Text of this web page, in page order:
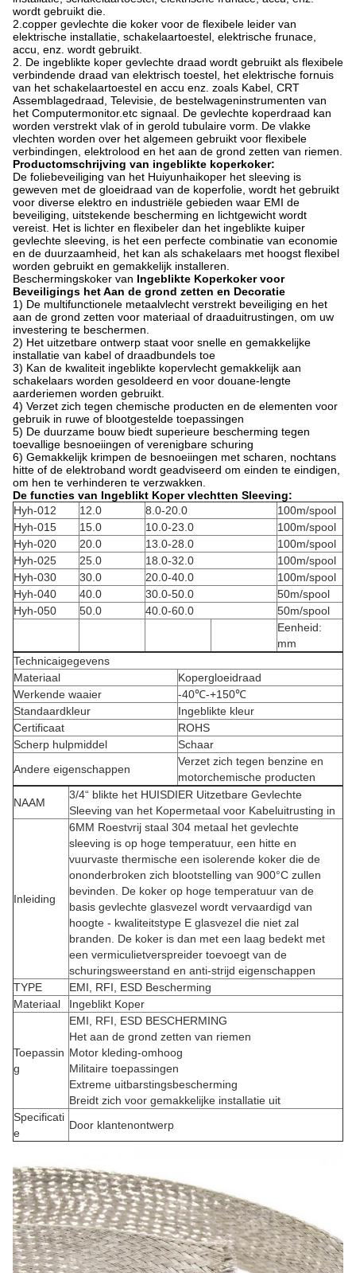
wordt gebruikt die.
2.copper gevlechte die koker voor de flexibele leider van
elektrische installatie, schakelaartoestel, elektrische frunace,
accu, enz. wordt gebruikt.
2. De ingeblikte koper gevlechte draad wordt gebruikt als flexibele
verbindende draad van elektrisch toestel, het elektrische fornuis
van het schakelaartoestel en accu enz. zoals Kabel, CRT
Assemblagedraad, Televisie, de bestelwageninstrumenten van
het Computermonitor.etc signaal. De gevlechte koperdraad kan
worden verstrekt vlak of in gerold tubulaire vorm. De vlakke
vlechten worden over het algemeen gebruikt voor flexibele
verbindingen, elektrolood en het aan de grond zetten van riemen.
Productomschrijving van ingeblikte koperkoker:
De foliebeveiliging van het Huiyunhaikoper het sleeving is
geweven met de gloeidraad van de koperfolie, wordt het gebruikt
voor diverse elektro en industriële gebieden waar EMI de
beveiliging, uitstekende bescherming en lichtgewicht wordt
vereist. Het is lichter en flexibeler dan het ingeblikte kuiper
gevlechte sleeving, is het een perfecte combinatie van economie
en de duurzaamheid, het kan als schakelaars met hoogst flexibel
worden gebruikt en gemakkelijk installeren.
Beschermingskoker van Ingeblikte Koperkoker voor
Beveiligings het Aan de grond zetten en Decoratie
1) De multifunctionele metaalvlecht verstrekt beveiliging en het
aan de grond zetten voor materiaal of draaduitrustingen, om uw
investering te beschermen.
2) Het uitzetbare ontwerp staat voor snelle en gemakkelijke
installatie van kabel of draadbundels toe
3) Kan de kwaliteit ingeblikte kopervlecht gemakkelijk aan
schakelaars worden gesoldeerd en voor douane-lengte
aarderiemen worden gebruikt.
4) Verzet zich tegen chemische producten en de elementen voor
gebruik in ruwe of blootgestelde toepassingen
5) De duurzame bouw biedt superieure bescherming tegen
toevallige besnoeiingen of verenigbare schuring
6) Gemakkelijk krimpen de besnoeiingen met scharen, nochtans
hitte of de elektroband wordt geadviseerd om einden te eindigen,
om hen te verhinderen te verzwakken.
De functies van Ingeblikt Koper vlechtten Sleeving:
Hyh-012
12.0 8.0-20.0
100m/spool
Hyh-015
15.0 10.0-23.0
100m/spool
Hyh-020
20.0 13.0-28.0
100m/spool
Hyh-025
25.0 18.0-32.0
100m/spool
Hyh-030
30.0 20.0-40.0
100m/spool
Hyh-040
40.0 30.0-50.0
50m/spool
Hyh-050
50.0 40.0-60.0
50m/spool
Eenheid:
mm
Technicaigegevens
Materiaal
Kopergloeidraad
Werkende waaier
-40℃-+150℃
Standaardkleur
Ingeblikte kleur
Certificaat
ROHS
Scherp hulpmiddel
Schaar
Andere eigenschappen
Verzet zich tegen benzine en
motorchemische producten
NAAM
3/4“ blikte het HUISDIER Uitzetbare Gevlechte
Sleeving van het Kopermetaal voor Kabeluitrusting in
Inleiding
6MM Roestvrij staal 304 metaal het gevlechte
sleeving is op hoge temperatuur, een hitte en
vuurvaste thermische een isolerende koker die de
ononderbroken zich blootstelling van 900°C zullen
bevinden. De koker op hoge temperatuur van de
basis gevlechte glasvezel wordt vervaardigd van
hoogte - kwaliteitstype E glasvezel die niet zal
branden. De koker is dan met een laag bedekt met
een vermiculietverspreider toevoegt van de
schuringsweerstand en anti-strijd eigenschappen
TYPE
EMI, RFI, ESD Bescherming
Materiaal
Ingeblikt Koper
Toepassin
g
EMI, RFI, ESD BESCHERMING
Het aan de grond zetten van riemen
Motor kleding-omhoog
Militaire toepassingen
Extreme uitbarstingsbescherming
Breidt zich voor gemakkelijke installatie uit
Specificati
e
Door klantenontwerp